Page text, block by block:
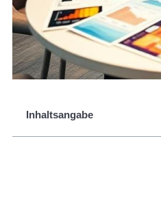
Inhaltsangabe